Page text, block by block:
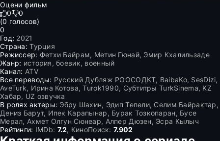
Оцени фильм
0
0
(0 голосов)
0
Год: 2021
Страна: Турция
Режиссер: Фетхи Байрам, Метин Гюнай, Эмир Кхалильзаде
Жанр: история, боевик, военный
Канал: ATV
Все переводы: Русский Дубляж РООСОДКТ, BaibaKo, SesDizi,
AveTurk, Ирина Котова, Turok1990, Субтитры TurkSinema, KZ
Хабар, UZ озвучка
В ролях актеры: Эбру Шахин, Эдип Тепели, Селим Байрактар,
Дениз Барут, Ипек Карапынар, Бурак Тозкопаран, Бусе
Мерал, Ахмет Олгун Сюнеар, Алпер Дюзен, Эсра Кылыч
Рейтинги: IMDb: 7.2, КиноПоиск: 7.902